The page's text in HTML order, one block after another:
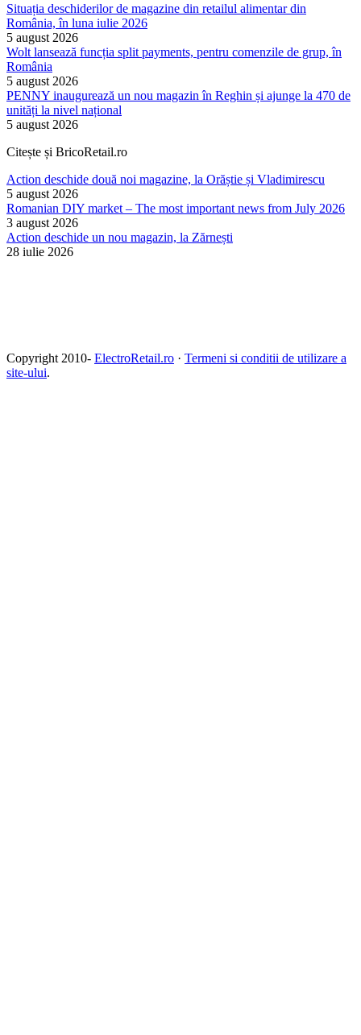
Situația deschiderilor de magazine din retailul alimentar din
România, în luna iulie 2026
5 august 2026
Wolt lansează funcția split payments, pentru comenzile de grup, în
România
5 august 2026
PENNY inaugurează un nou magazin în Reghin și ajunge la 470 de
unități la nivel național
5 august 2026
Citește și BricoRetail.ro
Action deschide două noi magazine, la Orăștie și Vladimirescu
5 august 2026
Romanian DIY market – The most important news from July 2026
3 august 2026
Action deschide un nou magazin, la Zărnești
28 iulie 2026
Copyright 2010- ElectroRetail.ro · Termeni si conditii de utilizare a
site-ului.